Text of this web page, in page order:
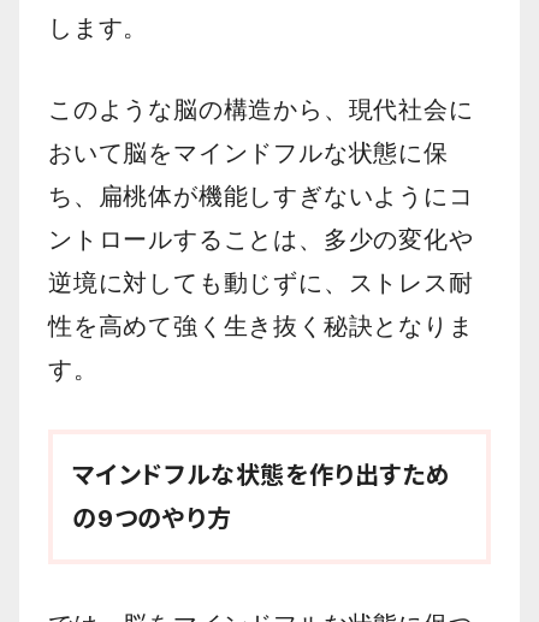
します。
このような脳の構造から、現代社会に
おいて脳をマインドフルな状態に保
ち、扁桃体が機能しすぎないようにコ
ントロールすることは、多少の変化や
逆境に対しても動じずに、ストレス耐
性を高めて強く生き抜く秘訣となりま
す。
マインドフルな状態を作り出すため
の9つのやり方